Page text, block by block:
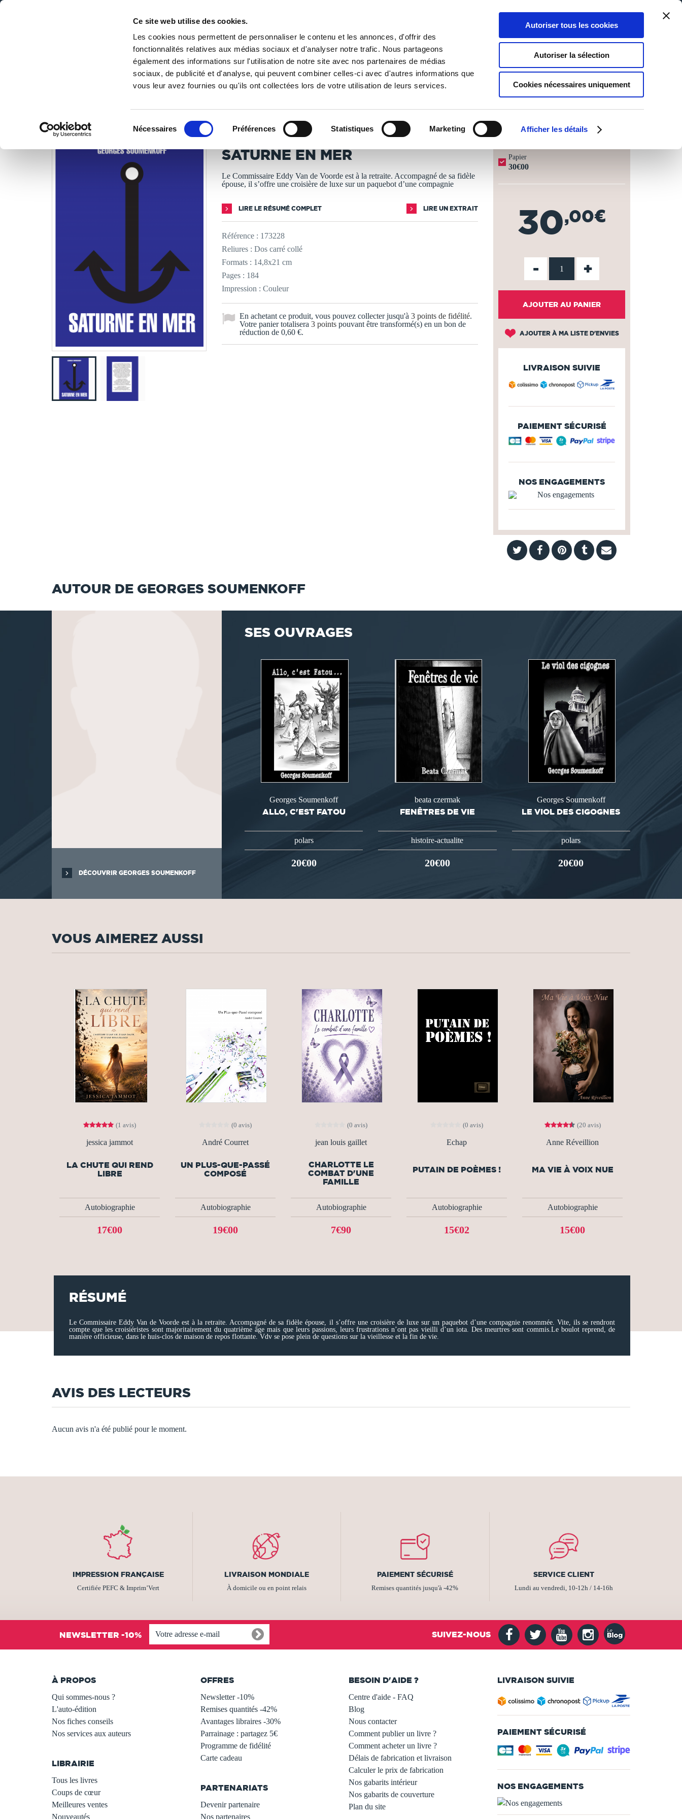
Ce site web utilise des cookies.
Les cookies nous permettent de personnaliser le contenu et les annonces, d'offrir des
fonctionnalités relatives aux médias sociaux et d'analyser notre trafic. Nous partageons
également des informations sur l'utilisation de notre site avec nos partenaires de médias
sociaux, de publicité et d'analyse, qui peuvent combiner celles-ci avec d'autres informations que
vous leur avez fournies ou qu'ils ont collectées lors de votre utilisation de leurs services.
Nécessaires Préférences Statistiques Marketing Afficher les détails
Autoriser tous les cookies
Autoriser la sélection
Cookies nécessaires uniquement
DE LA PAGE BLANCHE... AU BEST SELLER
0
Panier
0
Ma liste
Connexion
PUBLIER UN LIVRE LIBRAIRIE
/ Policier Enquêtes / Saturne en mer
LES LIVRES SONT IMPRIMÉS À LA DEMANDE - DÉLAI ACTUEL : 3 À 5 JOURS OUVRÉS ⏱️
Georges Soumenkoff
SATURNE EN MER
Le Commissaire Eddy Van de Voorde est à la retraite. Accompagné de sa fidèle
épouse, il s’offre une croisière de luxe sur un paquebot d’une compagnie
LIRE LE RÉSUMÉ COMPLET LIRE UN EXTRAIT
Référence : 173228
Reliures : Dos carré collé
Formats : 14,8x21 cm
Pages : 184
Impression : Couleur
En achetant ce produit, vous pouvez collecter jusqu'à 3 points de fidélité.
Votre panier totalisera 3 points pouvant être transformé(s) en un bon de
réduction de 0,60 €.
Papier
30€00
30,00€
- +
AJOUTER AU PANIER
AJOUTER À MA LISTE D'ENVIES
LIVRAISON SUIVIE
PAIEMENT SÉCURISÉ
NOS ENGAGEMENTS
AUTOUR DE GEORGES SOUMENKOFF
DÉCOUVRIR GEORGES SOUMENKOFF
SES OUVRAGES
Georges Soumenkoff
ALLO, C'EST FATOU
polars
20€00
beata czermak
FENÊTRES DE VIE
histoire-actualite
20€00
Georges Soumenkoff
LE VIOL DES CIGOGNES
polars
20€00
VOUS AIMEREZ AUSSI
(1 avis)
jessica jammot
LA CHUTE QUI REND
LIBRE
Autobiographie
17€00
(0 avis)
André Courret
UN PLUS-QUE-PASSÉ
COMPOSÉ
Autobiographie
19€00
(0 avis)
jean louis gaillet
CHARLOTTE LE
COMBAT D'UNE
FAMILLE
Autobiographie
7€90
(0 avis)
Echap
PUTAIN DE POÈMES !
Autobiographie
15€02
(20 avis)
Anne Réveillion
MA VIE À VOIX NUE
Autobiographie
15€00
RÉSUMÉ
Le Commissaire Eddy Van de Voorde est à la retraite. Accompagné de sa fidèle épouse, il s’offre une croisière de luxe sur un paquebot d’une compagnie renommée. Vite, ils se rendront
compte que les croisiéristes sont majoritairement du quatrième âge mais que leurs passions, leurs frustrations n’ont pas vieilli d’un iota. Des meurtres sont commis.Le boulot reprend, de
manière officieuse, dans le huis-clos de maison de repos flottante. Vdv se pose plein de questions sur la vieillesse et la fin de vie.
AVIS DES LECTEURS
Aucun avis n'a été publié pour le moment.
IMPRESSION FRANÇAISE
Certifiée PEFC & Imprim’Vert
LIVRAISON MONDIALE
À domicile ou en point relais
PAIEMENT SÉCURISÉ
Remises quantités jusqu'à -42%
SERVICE CLIENT
Lundi au vendredi, 10-12h / 14-16h
NEWSLETTER -10% SUIVEZ-NOUS
À PROPOS
Qui sommes-nous ?
L'auto-édition
Nos fiches conseils
Nos services aux auteurs
LIBRAIRIE
Tous les livres
Coups de cœur
Meilleures ventes
Nouveautés
OFFRES
Newsletter -10%
Remises quantités -42%
Avantages libraires -30%
Parrainage : partagez 5€
Programme de fidélité
Carte cadeau
PARTENARIATS
Devenir partenaire
Nos partenaires
BESOIN D'AIDE ?
Centre d'aide - FAQ
Blog
Nous contacter
Comment publier un livre ?
Comment acheter un livre ?
Délais de fabrication et livraison
Calculer le prix de fabrication
Nos gabarits intérieur
Nos gabarits de couverture
Plan du site
LIVRAISON SUIVIE
PAIEMENT SÉCURISÉ
NOS ENGAGEMENTS